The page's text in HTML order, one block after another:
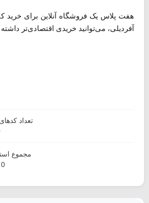
هفت پلاس یک فروشگاه آنلاین برای
آفردیلی، می‌توانید خریدی اقتصادی‌تر
تعداد
مجموع
0 بار